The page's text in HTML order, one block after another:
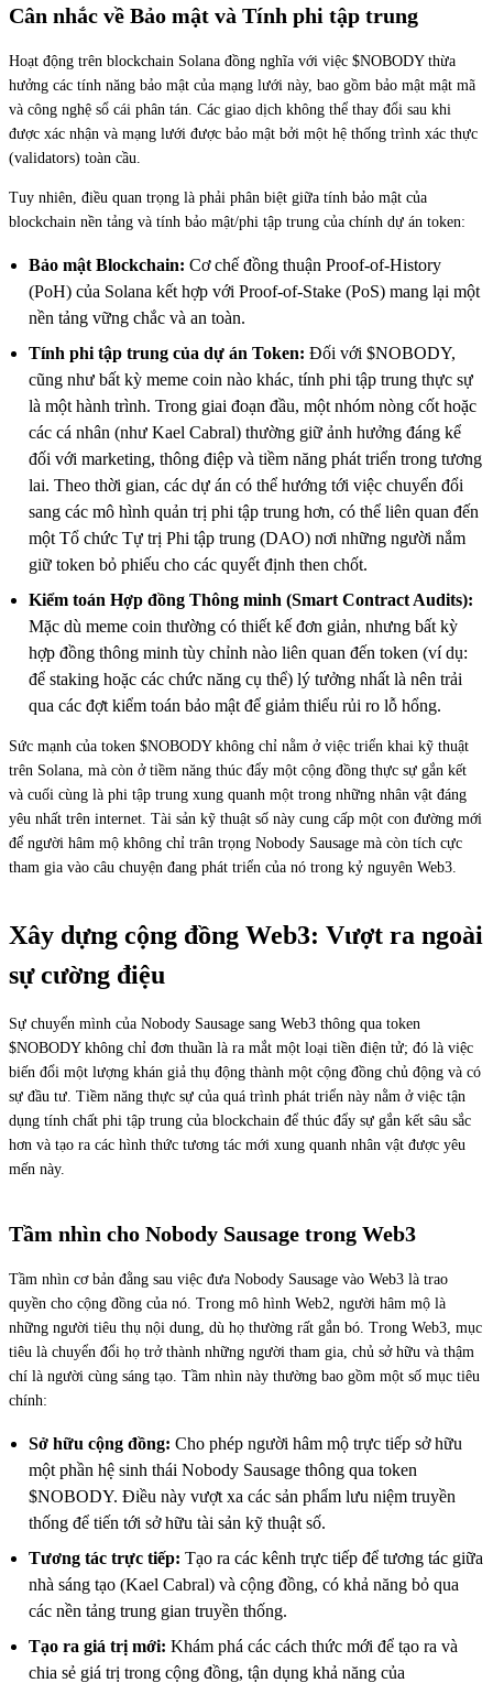
Cân nhắc về Bảo mật và Tính phi tập trung
Hoạt động trên blockchain Solana đồng nghĩa với việc $NOBODY thừa
hưởng các tính năng bảo mật của mạng lưới này, bao gồm bảo mật mật mã
và công nghệ sổ cái phân tán. Các giao dịch không thể thay đổi sau khi
được xác nhận và mạng lưới được bảo mật bởi một hệ thống trình xác thực
(validators) toàn cầu.
Tuy nhiên, điều quan trọng là phải phân biệt giữa tính bảo mật của
blockchain nền tảng và tính bảo mật/phi tập trung của chính dự án token:
Bảo mật Blockchain: Cơ chế đồng thuận Proof-of-History
(PoH) của Solana kết hợp với Proof-of-Stake (PoS) mang lại một
nền tảng vững chắc và an toàn.
Tính phi tập trung của dự án Token: Đối với $NOBODY,
cũng như bất kỳ meme coin nào khác, tính phi tập trung thực sự
là một hành trình. Trong giai đoạn đầu, một nhóm nòng cốt hoặc
các cá nhân (như Kael Cabral) thường giữ ảnh hưởng đáng kể
đối với marketing, thông điệp và tiềm năng phát triển trong tương
lai. Theo thời gian, các dự án có thể hướng tới việc chuyển đổi
sang các mô hình quản trị phi tập trung hơn, có thể liên quan đến
một Tổ chức Tự trị Phi tập trung (DAO) nơi những người nắm
giữ token bỏ phiếu cho các quyết định then chốt.
Kiểm toán Hợp đồng Thông minh (Smart Contract Audits):
Mặc dù meme coin thường có thiết kế đơn giản, nhưng bất kỳ
hợp đồng thông minh tùy chỉnh nào liên quan đến token (ví dụ:
để staking hoặc các chức năng cụ thể) lý tưởng nhất là nên trải
qua các đợt kiểm toán bảo mật để giảm thiểu rủi ro lỗ hổng.
Sức mạnh của token $NOBODY không chỉ nằm ở việc triển khai kỹ thuật
trên Solana, mà còn ở tiềm năng thúc đẩy một cộng đồng thực sự gắn kết
và cuối cùng là phi tập trung xung quanh một trong những nhân vật đáng
yêu nhất trên internet. Tài sản kỹ thuật số này cung cấp một con đường mới
để người hâm mộ không chỉ trân trọng Nobody Sausage mà còn tích cực
tham gia vào câu chuyện đang phát triển của nó trong kỷ nguyên Web3.
Xây dựng cộng đồng Web3: Vượt ra ngoài
sự cường điệu
Sự chuyển mình của Nobody Sausage sang Web3 thông qua token
$NOBODY không chỉ đơn thuần là ra mắt một loại tiền điện tử; đó là việc
biến đổi một lượng khán giả thụ động thành một cộng đồng chủ động và có
sự đầu tư. Tiềm năng thực sự của quá trình phát triển này nằm ở việc tận
dụng tính chất phi tập trung của blockchain để thúc đẩy sự gắn kết sâu sắc
hơn và tạo ra các hình thức tương tác mới xung quanh nhân vật được yêu
mến này.
Tầm nhìn cho Nobody Sausage trong Web3
Tầm nhìn cơ bản đằng sau việc đưa Nobody Sausage vào Web3 là trao
quyền cho cộng đồng của nó. Trong mô hình Web2, người hâm mộ là
những người tiêu thụ nội dung, dù họ thường rất gắn bó. Trong Web3, mục
tiêu là chuyển đổi họ trở thành những người tham gia, chủ sở hữu và thậm
chí là người cùng sáng tạo. Tầm nhìn này thường bao gồm một số mục tiêu
chính:
Sở hữu cộng đồng: Cho phép người hâm mộ trực tiếp sở hữu
một phần hệ sinh thái Nobody Sausage thông qua token
$NOBODY. Điều này vượt xa các sản phẩm lưu niệm truyền
thống để tiến tới sở hữu tài sản kỹ thuật số.
Tương tác trực tiếp: Tạo ra các kênh trực tiếp để tương tác giữa
nhà sáng tạo (Kael Cabral) và cộng đồng, có khả năng bỏ qua
các nền tảng trung gian truyền thống.
Tạo ra giá trị mới: Khám phá các cách thức mới để tạo ra và
chia sẻ giá trị trong cộng đồng, tận dụng khả năng của